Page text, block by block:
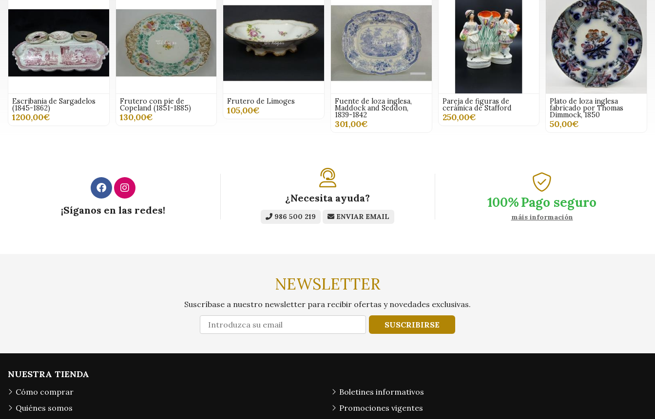
Escribania de Sargadelos
(1845-1862)
1200,00€
Frutero con pie de
Copeland (1851-1885)
130,00€
Frutero de Limoges
105,00€
Fuente de loza inglesa,
Maddock and Seddon,
1839-1842
301,00€
Pareja de figuras de
cerámica de Stafford
250,00€
Plato de loza inglesa
fabricado por Thomas
Dimmock, 1850
50,00€
¡Síganos en las redes!
¿Necesita ayuda?
986 500 219 ENVIAR EMAIL
100%Pago seguro
máis información
NEWSLETTER
Suscríbase a nuestro newsletter para recibir ofertas y novedades exclusivas.
SUSCRIBIRSE
NUESTRA TIENDA
Cómo comprar
Quiénes somos
Boletines informativos
Promociones vigentes